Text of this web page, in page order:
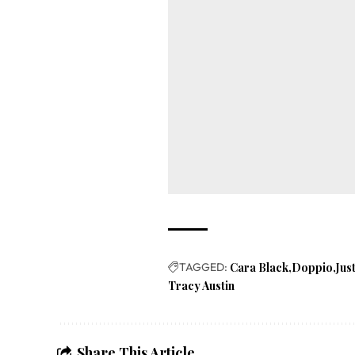
TAGGED: Cara Black Doppio
Tracy Austin